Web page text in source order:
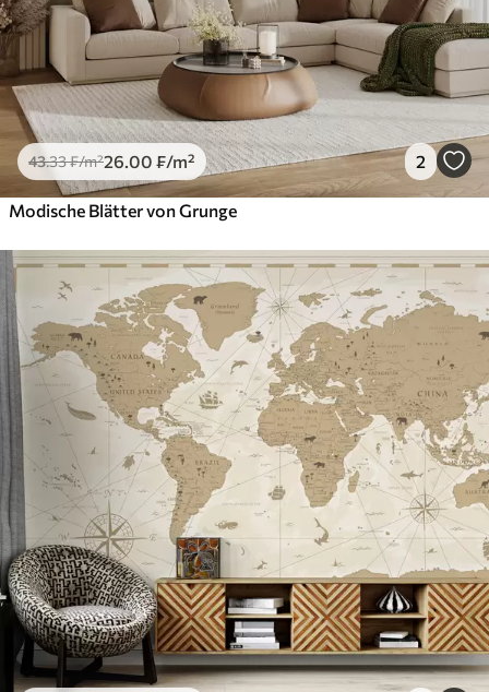
43.33₣/m²26.00 ₣/m² 2
Modische Blätter von Grunge